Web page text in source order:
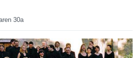
30a